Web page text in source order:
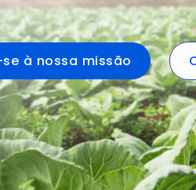
à nossa missão